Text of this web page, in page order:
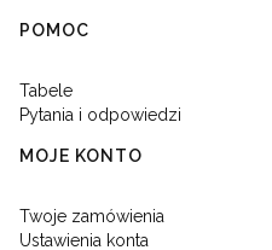
POMOC
Tabele
Pytania i odpowiedzi
MOJE KONTO
Twoje zamówienia
Ustawienia konta